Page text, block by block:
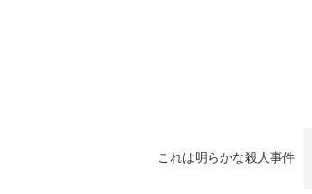
これは明らかな殺人事件